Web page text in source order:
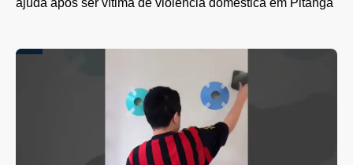
ajuda após ser vítima de violência doméstica em Pitanga